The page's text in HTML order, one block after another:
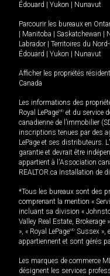
Édouard
Yukon Nunavut
Parcourir les bureaux en
Manitoba Saskatchewan
Labrador
Territoires du
Édouard
Yukon Nunavut
Afficher les propriétés
Canada
Les informations des
Royal LePageMD et du service
canadienne de l’immobilier
inscriptions tenues par des
LePage et ses distributeurs.
garantie et devrait être
appartient à l'Association
REALTOR.ca Installation de
*Tous les bureaux sont des
comprenant la mention «
incluant sa division «
Valley Real Estate, Brokerage
», « Royal LePageMD Sussex »,
appartiennent et sont gérés
Les marques de commerce
désignent les services